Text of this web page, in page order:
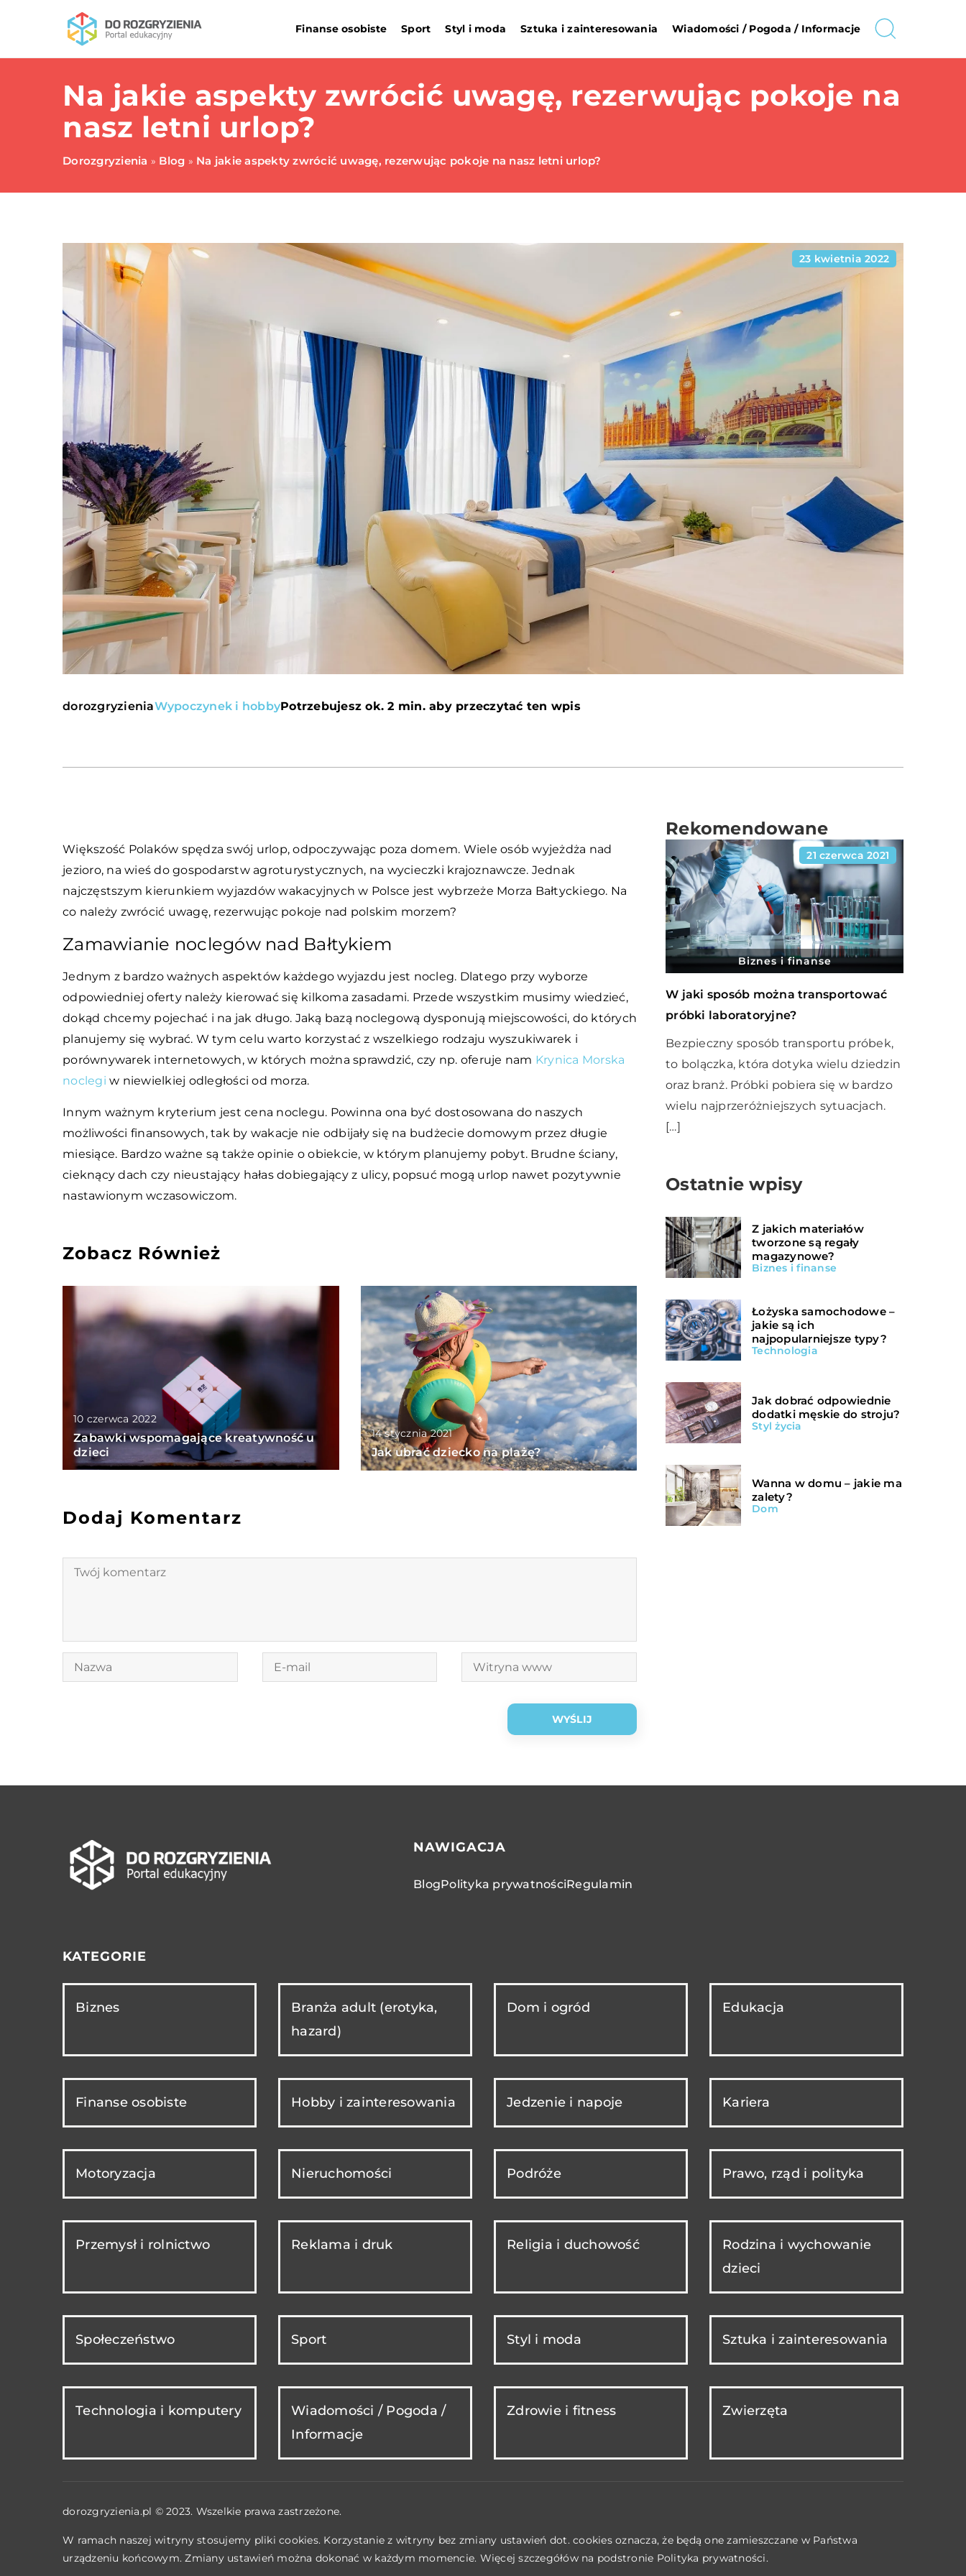
Finanse osobiste Sport Styl i moda Sztuka i zainteresowania Wiadomości / Pogoda / Informacje
Na jakie aspekty zwrócić uwagę, rezerwując pokoje na
nasz letni urlop?
Dorozgryzienia » Blog » Na jakie aspekty zwrócić uwagę, rezerwując pokoje na nasz letni urlop?
23 kwietnia 2022
dorozgryzieniaWypoczynek i hobbyPotrzebujesz ok. 2 min. aby przeczytać ten wpis
Większość Polaków spędza swój urlop, odpoczywając poza domem. Wiele osób wyjeżdża nad
jezioro, na wieś do gospodarstw agroturystycznych, na wycieczki krajoznawcze. Jednak
najczęstszym kierunkiem wyjazdów wakacyjnych w Polsce jest wybrzeże Morza Bałtyckiego. Na
co należy zwrócić uwagę, rezerwując pokoje nad polskim morzem?
Zamawianie noclegów nad Bałtykiem
Jednym z bardzo ważnych aspektów każdego wyjazdu jest nocleg. Dlatego przy wyborze
odpowiedniej oferty należy kierować się kilkoma zasadami. Przede wszystkim musimy wiedzieć,
dokąd chcemy pojechać i na jak długo. Jaką bazą noclegową dysponują miejscowości, do których
planujemy się wybrać. W tym celu warto korzystać z wszelkiego rodzaju wyszukiwarek i
porównywarek internetowych, w których można sprawdzić, czy np. oferuje nam Krynica Morska
noclegi w niewielkiej odległości od morza.
Innym ważnym kryterium jest cena noclegu. Powinna ona być dostosowana do naszych
możliwości finansowych, tak by wakacje nie odbijały się na budżecie domowym przez długie
miesiące. Bardzo ważne są także opinie o obiekcie, w którym planujemy pobyt. Brudne ściany,
cieknący dach czy nieustający hałas dobiegający z ulicy, popsuć mogą urlop nawet pozytywnie
nastawionym wczasowiczom.
Zobacz Również
10 czerwca 2022
Zabawki wspomagające kreatywność u
dzieci
14 stycznia 2021
Jak ubrać dziecko na plażę?
Dodaj Komentarz
Rekomendowane
21 czerwca 2021
Biznes i finanse
W jaki sposób można transportować
próbki laboratoryjne?
Bezpieczny sposób transportu próbek,
to bolączka, która dotyka wielu dziedzin
oraz branż. Próbki pobiera się w bardzo
wielu najprzeróżniejszych sytuacjach.
[…]
Ostatnie wpisy
Z jakich materiałów
tworzone są regały
magazynowe?
Biznes i finanse
Łożyska samochodowe –
jakie są ich
najpopularniejsze typy?
Technologia
Jak dobrać odpowiednie
dodatki męskie do stroju?
Styl życia
Wanna w domu – jakie ma
zalety?
Dom
NAWIGACJA
BlogPolityka prywatnościRegulamin
KATEGORIE
Biznes
Branża adult (erotyka,
hazard)
Dom i ogród Edukacja
Finanse osobiste Hobby i zainteresowania Jedzenie i napoje Kariera
Motoryzacja Nieruchomości Podróże Prawo, rząd i polityka
Przemysł i rolnictwo Reklama i druk Religia i duchowość
Rodzina i wychowanie
dzieci
Społeczeństwo Sport Styl i moda Sztuka i zainteresowania
Technologia i komputery
Wiadomości / Pogoda /
Informacje
Zdrowie i fitness Zwierzęta
dorozgryzienia.pl © 2023. Wszelkie prawa zastrzeżone.
W ramach naszej witryny stosujemy pliki cookies. Korzystanie z witryny bez zmiany ustawień dot. cookies oznacza, że będą one zamieszczane w Państwa
urządzeniu końcowym. Zmiany ustawień można dokonać w każdym momencie. Więcej szczegółów na podstronie Polityka prywatności.